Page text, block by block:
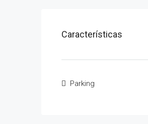
Características
Parking